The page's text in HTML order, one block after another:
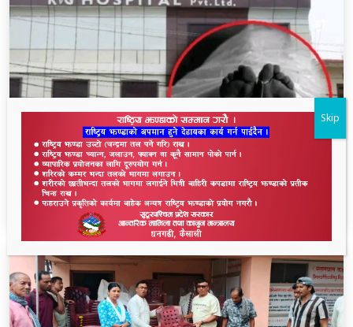
धनगढीको के जी अस्पतालमा मृत्यु प्रकरण: २२ लाखमा
केस रफादफा
Skip